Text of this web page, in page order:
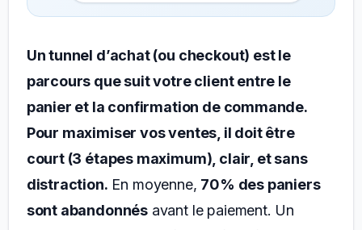
Un tunnel d’achat (ou checkout) est le
parcours que suit votre client entre le
panier et la confirmation de commande.
Pour maximiser vos ventes, il doit être
court (3 étapes maximum), clair, et sans
distraction. En moyenne, 70% des paniers
sont abandonnés avant le paiement. Un